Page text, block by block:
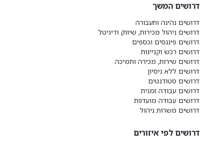
דרושים המשך
דרושים נהיגה ותעבורה
דרושים ניהול מכירות, שיווק ודיגיטל
דרושים פיננסים וכספים
דרושים רכש וקניינות
דרושים שירות, מכירה ותמיכה
דרושים ללא ניסיון
דרושים סטודנטים
דרושים עבודה זמנית
דרושים עבודה מועדפת
דרושים משרות ניהול
דרושים לפי איזורים